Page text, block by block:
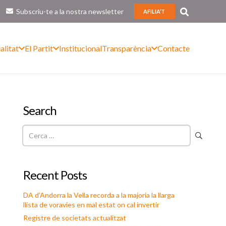
Subscriu-te a la nostra newsletter AFILIA’T
El Partit InstitucionalTransparència Contacte
Search
Recent Posts
DA d’Andorra la Vella recorda a la majoria la llarga
llista de voravies en mal estat on cal invertir
Registre de societats actualitzat